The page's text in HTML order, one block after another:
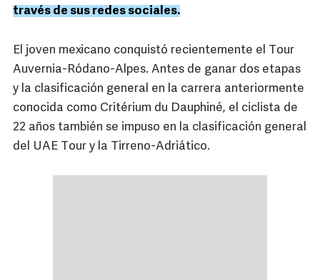
través de sus redes sociales.
El joven mexicano conquistó recientemente el Tour
Auvernia-Ródano-Alpes. Antes de ganar dos etapas
y la clasificación general en la carrera anteriormente
conocida como Critérium du Dauphiné, el ciclista de
22 años también se impuso en la clasificación general
del UAE Tour y la Tirreno-Adriático.